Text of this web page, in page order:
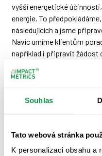
Souhlas
Tato webová stránka
K personalizaci obsahu a
vyšší energetické
energie. To
následujících a jsme
Navíc umíme klientům
například i připravit žádost
svoji transformaci
nebo veřejnosti.
klientů? Zajímají